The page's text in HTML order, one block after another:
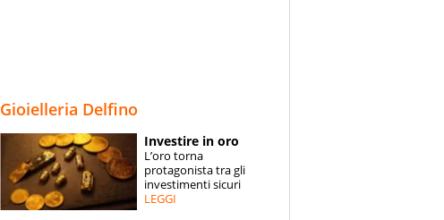
SPECIALI
ESPERTI
Gioielleria Delfino
Investire in oro
L’oro torna
protagonista tra gli
investimenti sicuri
LEGGI